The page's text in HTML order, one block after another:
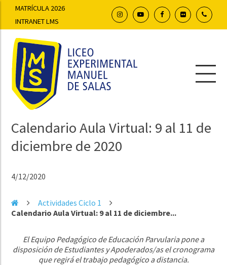
MATRÍCULA 2026
INTRANET LMS
Calendario Aula Virtual: 9 al 11 de
diciembre de 2020
4/12/2020
Actividades Ciclo 1
Calendario Aula Virtual: 9 al 11 de diciembre...
El Equipo Pedagógico de Educación Parvularia pone a
disposición de Estudiantes y Apoderados/as el cronograma
que regirá el trabajo pedagógico a distancia.